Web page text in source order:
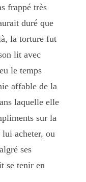
frappé très
duré que
la torture fut
lit avec
le temps
affable de la
laquelle elle
sur la
acheter, ou
ses
se tenir en